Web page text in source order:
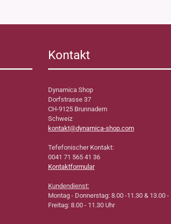
Kontakt
Dynamica Shop
Dorfstrasse 37
CH-9125 Brunnadern
Schweiz
kontakt@dynamica-shop.com
Tefefonischer Kontakt:
0041 71 565 41 36
Kontaktformular
Kundendienst:
Montag - Donnerstag: 8.00 -11.30 & 13.00 -
Freitag: 8.00 - 11.30 Uhr